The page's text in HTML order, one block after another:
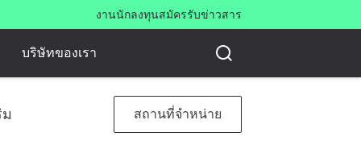
งานนักลงทุนสมัครรับข่าวสาร
บริษัทของเรา
สถานที่จำหน่าย